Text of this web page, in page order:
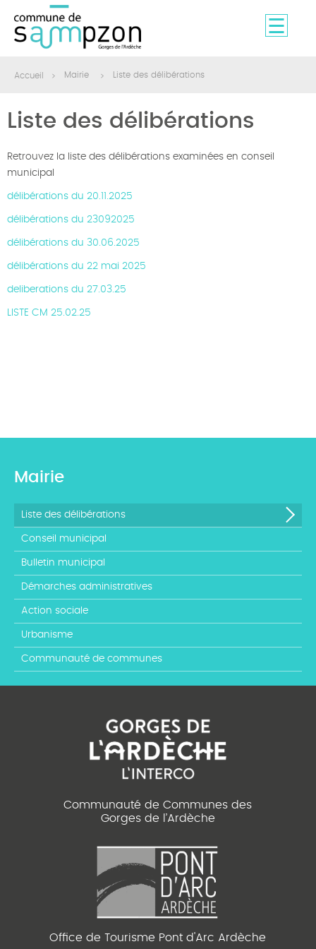
Accueil Mairie Liste des délibérations
Liste des délibérations
Retrouvez la liste des délibérations examinées en conseil
municipal
délibérations du 20.11.2025
délibérations du 23092025
délibérations du 30.06.2025
délibérations du 22 mai 2025
deliberations du 27.03.25
LISTE CM 25.02.25
Mairie
Liste des délibérations
Conseil municipal
Bulletin municipal
Démarches administratives
Action sociale
Urbanisme
Communauté de communes
Communauté de Communes des
Gorges de l’Ardèche
Office de Tourisme Pont d'Arc Ardèche